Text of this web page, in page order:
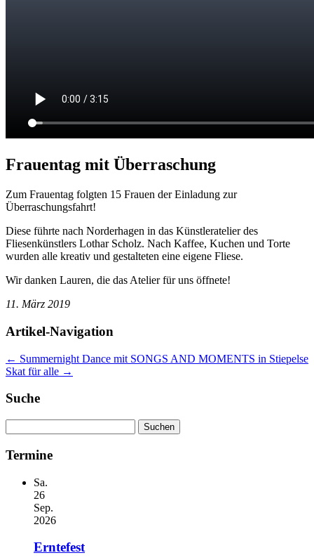
Frauentag mit Überraschung
Zum Frauentag folgten 15 Frauen der Einladung zur
Überraschungsfahrt!
Diese führte nach Norderhagen in das Künstleratelier des
Fliesenkünstlers Lothar Scholz. Nach Kaffee, Kuchen und Torte
wurden alle kreativ und gestalteten eine eigene Fliese.
Wir danken Lauren, die das Atelier für uns öffnete!
11. März 2019
Artikel-Navigation
← Summernight Dance mit SONGS AND MOMENTS in Stiepelse
Skat für alle →
Suche
nach:
Termine
Sa.
26
Sep.
2026
Erntefest